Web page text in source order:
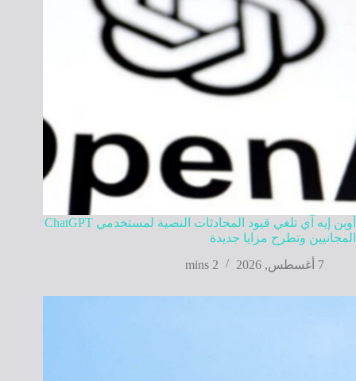
أوبن إيه آي تلغي قيود المحادثات النصية لمستخدمي ChatGPT
المجانيين وتطرح مزايا جديدة
7 أغسطس, 2026
2 mins